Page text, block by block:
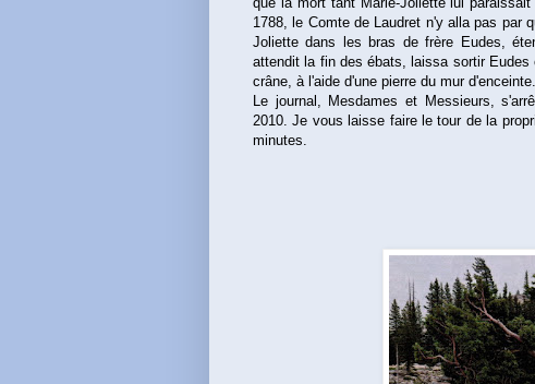
1788, le Comte de Laudret n'y alla pas par
Joliette dans les bras de frère Eudes,
attendit la fin des ébats, laissa sortir
crâne, à l'aide d'une pierre du mur d'enceinte.
Le journal, Mesdames et Messieurs,
2010. Je vous laisse faire le tour de la
minutes.